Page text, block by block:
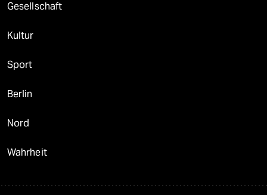
Gesellschaft
Kultur
Sport
Berlin
Nord
Wahrheit